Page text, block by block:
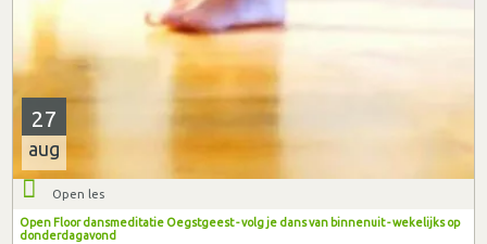
27
aug
Open les
Open Floor dansmeditatie Oegstgeest - volg je dans van binnenuit - wekelijks op
donderdagavond